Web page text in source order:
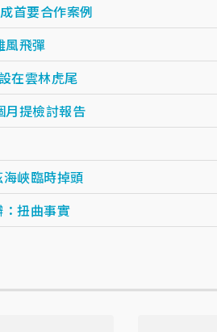
首要合作案例
風飛彈
在雲林虎尾
月提檢討報告
峽臨時掉頭
扭曲事實